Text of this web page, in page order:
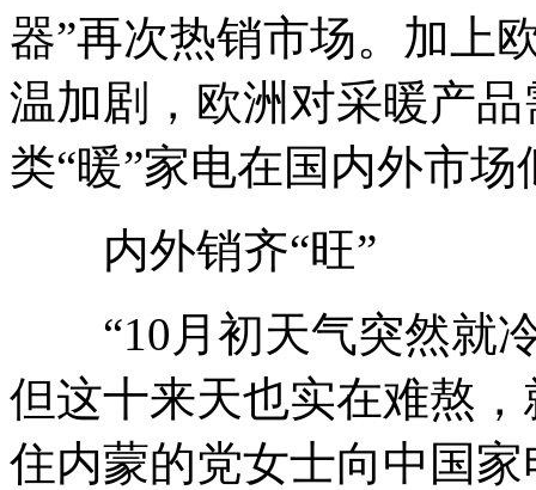
器”再次热销市场。加上
温加剧，欧洲对采暖产
类“暖”家电在国内外市
内外销齐“旺”
“10月初天气突然就冷
但这十来天也实在难熬
住内蒙的党女士向中国